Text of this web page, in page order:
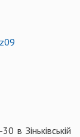
Зіньківській